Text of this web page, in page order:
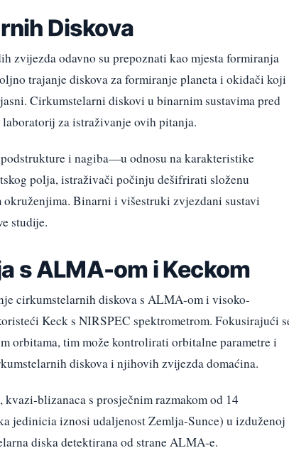
Diskova
zvijezda odavno su prepoznati kao mjesta formiranja
trajanje diskova za formiranje planeta i okidači koji
Cirkumstelarni diskovi u binarnim sustavima pred
za istraživanje ovih pitanja.
i nagiba—u odnosu na karakteristike
polja, istraživači počinju dešifrirati složenu
Binarni i višestruki zvjezdani sustavi
studije.
s ALMA-om i Keckom
cirkumstelarnih diskova s ALMA-om i visoko-
Keck s NIRSPEC spektrometrom. Fokusirajući
orbitama, tim može kontrolirati orbitalne parametre i
diskova i njihovih zvijezda domaćina.
kvazi-blizanaca s prosječnim razmakom od 14
jedinicia iznosi udaljenost Zemlja-Sunce) u izduženoj
diska detektirana od strane ALMA-e.